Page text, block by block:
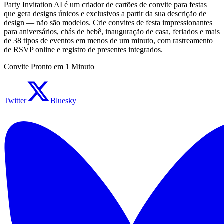
Party Invitation AI é um criador de cartões de convite para festas
que gera designs únicos e exclusivos a partir da sua descrição de
design — não são modelos. Crie convites de festa impressionantes
para aniversários, chás de bebê, inauguração de casa, feriados e mais
de 38 tipos de eventos em menos de um minuto, com rastreamento
de RSVP online e registro de presentes integrados.
Convite Pronto em 1 Minuto
Twitter Bluesky